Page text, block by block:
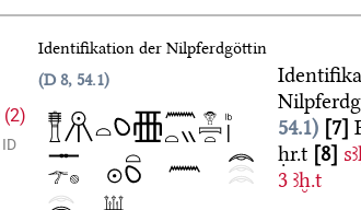
(2)
ID
Identifikation der Nilpferdgöttin
D 8, 54.1
54.1
7
ḥr.t 8
3 ꜣḫ.t